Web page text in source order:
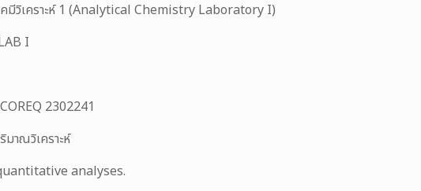
มีวิเคราะห์ 1 (Analytical Chemistry Laboratory I)
I
2302241
าณวิเคราะห์
analyses.